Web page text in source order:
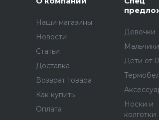
Наши магазины
Новости
Статьи
Доставка
Возврат товара
Как купить
Оплата
Девочки
Мальчики
Дети от
Носки и
колготки